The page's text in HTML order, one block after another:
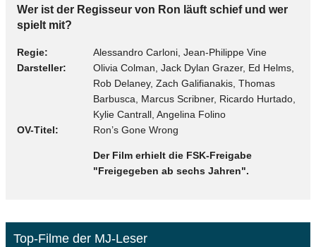
Wer ist der Regisseur von Ron läuft schief und wer
spielt mit?
Regie
Alessandro Carloni, Jean-Philippe Vine
Darsteller
Olivia Colman, Jack Dylan Grazer, Ed Helms,
Rob Delaney, Zach Galifianakis, Thomas
Barbusca, Marcus Scribner, Ricardo Hurtado,
Kylie Cantrall, Angelina Folino
OV-Titel
Ron’s Gone Wrong
Der Film erhielt die FSK-Freigabe
"Freigegeben ab sechs Jahren".
Top-Filme der MJ-Leser